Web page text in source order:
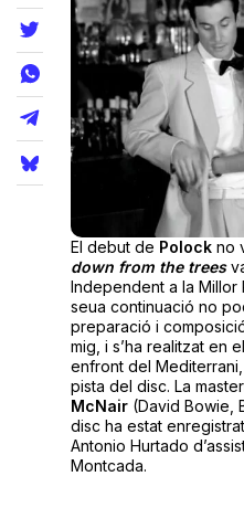
La
El debut de Polockno
down from the trees
Independent a la Millor
seua continuació no
preparació i
mig, i s’ha realitzat en
enfront del
pista del disc. La
McNair(David Bowie,
disc ha estat
Antonio Hurtado
Montcada.